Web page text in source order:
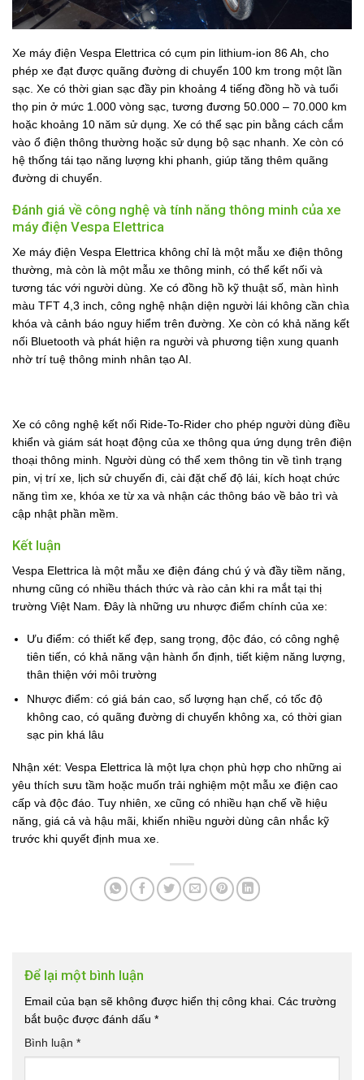
Xe máy điện Vespa Elettrica có cụm pin lithium-ion 86 Ah, cho
phép xe đạt được quãng đường di chuyển 100 km trong một lần
sạc. Xe có thời gian sạc đầy pin khoảng 4 tiếng đồng hồ và tuổi
thọ pin ở mức 1.000 vòng sạc, tương đương 50.000 – 70.000 km
hoặc khoảng 10 năm sử dụng. Xe có thể sạc pin bằng cách cắm
vào ổ điện thông thường hoặc sử dụng bộ sạc nhanh. Xe còn có
hệ thống tái tạo năng lượng khi phanh, giúp tăng thêm quãng
đường di chuyển.
Đánh giá về công nghệ và tính năng thông minh của xe
máy điện Vespa Elettrica
Xe máy điện Vespa Elettrica không chỉ là một mẫu xe điện thông
thường, mà còn là một mẫu xe thông minh, có thể kết nối và
tương tác với người dùng. Xe có đồng hồ kỹ thuật số, màn hình
màu TFT 4,3 inch, công nghệ nhận diện người lái không cần chìa
khóa và cảnh báo nguy hiểm trên đường. Xe còn có khả năng kết
nối Bluetooth và phát hiện ra người và phương tiện xung quanh
nhờ trí tuệ thông minh nhân tạo AI.
Xe có công nghệ kết nối Ride-To-Rider cho phép người dùng điều
khiển và giám sát hoạt động của xe thông qua ứng dụng trên điện
thoại thông minh. Người dùng có thể xem thông tin về tình trạng
pin, vị trí xe, lịch sử chuyến đi, cài đặt chế độ lái, kích hoạt chức
năng tìm xe, khóa xe từ xa và nhận các thông báo về bảo trì và
cập nhật phần mềm.
Kết luận
Vespa Elettrica là một mẫu xe điện đáng chú ý và đầy tiềm năng,
nhưng cũng có nhiều thách thức và rào cản khi ra mắt tại thị
trường Việt Nam. Đây là những ưu nhược điểm chính của xe:
Ưu điểm: có thiết kế đẹp, sang trọng, độc đáo, có công nghệ
tiên tiến, có khả năng vận hành ổn định, tiết kiệm năng lượng,
thân thiện với môi trường
Nhược điểm: có giá bán cao, số lượng hạn chế, có tốc độ
không cao, có quãng đường di chuyển không xa, có thời gian
sạc pin khá lâu
Nhận xét: Vespa Elettrica là một lựa chọn phù hợp cho những ai
yêu thích sưu tầm hoặc muốn trải nghiệm một mẫu xe điện cao
cấp và độc đáo. Tuy nhiên, xe cũng có nhiều hạn chế về hiệu
năng, giá cả và hậu mãi, khiến nhiều người dùng cân nhắc kỹ
trước khi quyết định mua xe.
Để lại một bình luận
Email của bạn sẽ không được hiển thị công khai. Các trường
bắt buộc được đánh dấu *
Bình luận *